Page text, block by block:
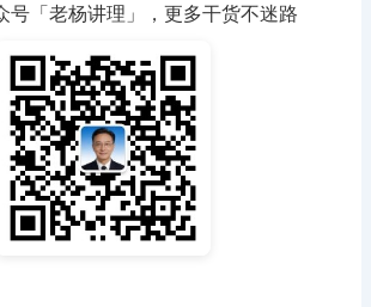
号「老杨讲理」，更多干货不迷路